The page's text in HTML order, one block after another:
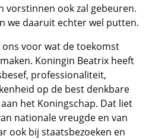
vorstinnen ook zal gebeuren.
we daaruit echter wel putten.
voor wat de toekomst
Koningin Beatrix heeft
professionaliteit,
op de best denkbare
het Koningschap. Dat liet
nationale vreugde en van
ook bij staatsbezoeken en